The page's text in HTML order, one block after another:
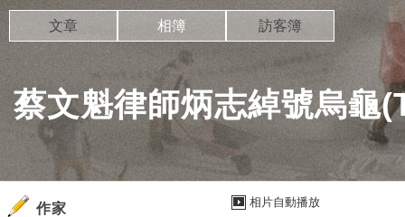
蔡文魁律師炳志綽號烏龜
文章 相簿 訪客簿
相片自動播放
作家